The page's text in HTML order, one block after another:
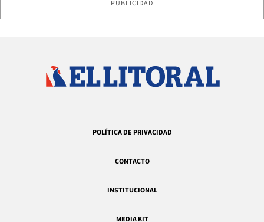
PUBLICIDAD
POLÍTICA DE PRIVACIDAD
CONTACTO
INSTITUCIONAL
MEDIA KIT